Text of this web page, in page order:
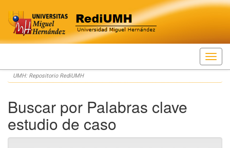
Skip
navigation
UMH: Repositorio RediUMH
Buscar por Palabras clave
estudio de caso